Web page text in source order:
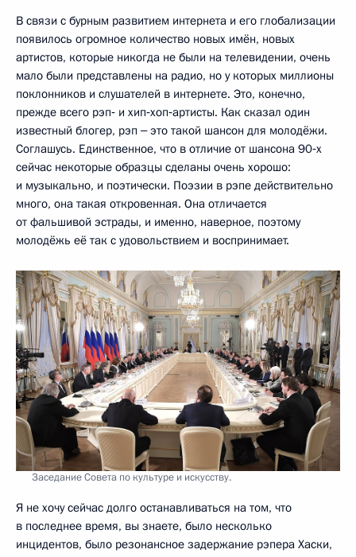
В связи с бурным развитием интернета и его глобализации
появилось огромное количество новых имён, новых
артистов, которые никогда не были на телевидении, очень
мало были представлены на радио, но у которых миллионы
поклонников и слушателей в интернете. Это, конечно,
прежде всего рэп‑ и хип‑хоп‑артисты. Как сказал один
известный блогер, рэп ‒ это такой шансон для молодёжи.
Соглашусь. Единственное, что в отличие от шансона 90‑х
сейчас некоторые образцы сделаны очень хорошо:
и музыкально, и поэтически. Поэзии в рэпе действительно
много, она такая откровенная. Она отличается
от фальшивой эстрады, и именно, наверное, поэтому
молодёжь её так с удовольствием и воспринимает.
Заседание Совета по культуре и искусству.
Я не хочу сейчас долго останавливаться на том, что
в последнее время, вы знаете, было несколько
инцидентов, было резонансное задержание рэпера Хаски,